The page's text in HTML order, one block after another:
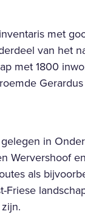
met
van het
met 1800
in
Wervershoof
als
Friese